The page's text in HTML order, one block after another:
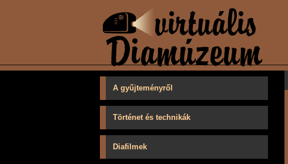
A gyűjteményről
Történet és technikák
Diafilmek